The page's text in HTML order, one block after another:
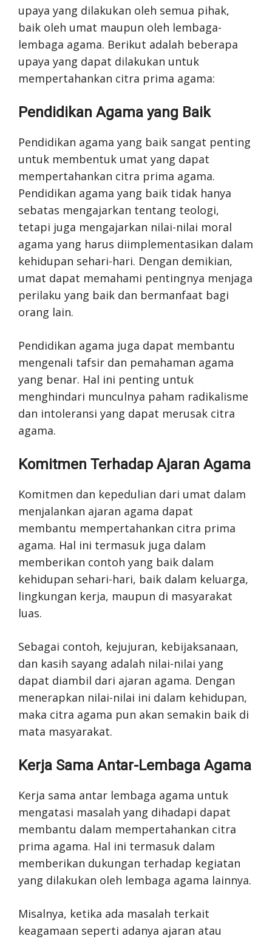
upaya yang dilakukan oleh semua pihak,
baik oleh umat maupun oleh lembaga-
lembaga agama. Berikut adalah beberapa
upaya yang dapat dilakukan untuk
mempertahankan citra prima agama:
Pendidikan Agama yang Baik
Pendidikan agama yang baik sangat penting
untuk membentuk umat yang dapat
mempertahankan citra prima agama.
Pendidikan agama yang baik tidak hanya
sebatas mengajarkan tentang teologi,
tetapi juga mengajarkan nilai-nilai moral
agama yang harus diimplementasikan dalam
kehidupan sehari-hari. Dengan demikian,
umat dapat memahami pentingnya menjaga
perilaku yang baik dan bermanfaat bagi
orang lain.
Pendidikan agama juga dapat membantu
mengenali tafsir dan pemahaman agama
yang benar. Hal ini penting untuk
menghindari munculnya paham radikalisme
dan intoleransi yang dapat merusak citra
agama.
Komitmen Terhadap Ajaran Agama
Komitmen dan kepedulian dari umat dalam
menjalankan ajaran agama dapat
membantu mempertahankan citra prima
agama. Hal ini termasuk juga dalam
memberikan contoh yang baik dalam
kehidupan sehari-hari, baik dalam keluarga,
lingkungan kerja, maupun di masyarakat
luas.
Sebagai contoh, kejujuran, kebijaksanaan,
dan kasih sayang adalah nilai-nilai yang
dapat diambil dari ajaran agama. Dengan
menerapkan nilai-nilai ini dalam kehidupan,
maka citra agama pun akan semakin baik di
mata masyarakat.
Kerja Sama Antar-Lembaga Agama
Kerja sama antar lembaga agama untuk
mengatasi masalah yang dihadapi dapat
membantu dalam mempertahankan citra
prima agama. Hal ini termasuk dalam
memberikan dukungan terhadap kegiatan
yang dilakukan oleh lembaga agama lainnya.
Misalnya, ketika ada masalah terkait
keagamaan seperti adanya ajaran atau